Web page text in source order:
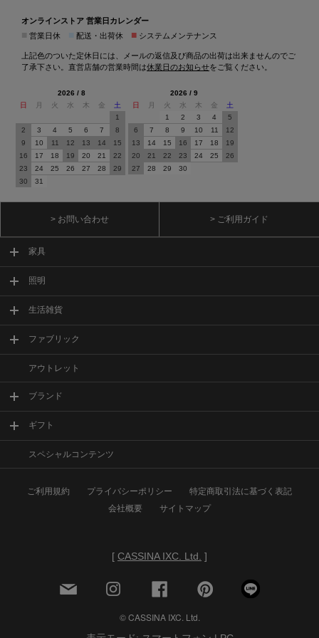
オンラインストア 営業日カレンダー
営業日休 配送・出荷休 ■ システムメンテナンス
上記色のついた定休日には、メールの返信及び商品の出荷は出来ませんのでご
了承下さい。直営店舗の営業時間は休業日のお知らせをご覧ください。
2026 / 8
日
月 火 水 木 金
土
1
2
3 4 5 6 7
8
9
10 11 12 13 14
15
16
17 18 19 20 21
22
23
24 25 26 27 28
29
30
31
2026 / 9
日
月 火 水 木 金
土
1
2 3 4
5
6
7 8 9 10 11
12
13
14 15 16 17 18
19
20
21 22 23 24 25
26
27
28 29 30
> お問い合わせ > ご利用ガイド
家具
照明
生活雑貨
ファブリック
アウトレット
ブランド
ギフト
スペシャルコンテンツ
ご利用規約 プライバシーポリシー
特定商取引法に基づく表記
会社概要
サイトマップ
[ CASSINA IXC. Ltd. ]
© CASSINA IXC. Ltd.